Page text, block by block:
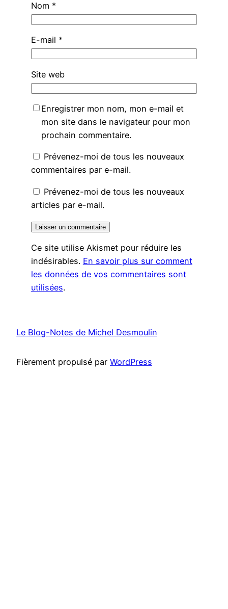
Nom *
E-mail *
Site web
Enregistrer mon nom, mon e-mail et
mon site dans le navigateur pour mon
prochain commentaire.
Prévenez-moi de tous les nouveaux
commentaires par e-mail.
Prévenez-moi de tous les nouveaux
articles par e-mail.
Ce site utilise Akismet pour réduire les
indésirables. En savoir plus sur comment
les données de vos commentaires sont
utilisées.
Le Blog-Notes de Michel Desmoulin
Fièrement propulsé par WordPress